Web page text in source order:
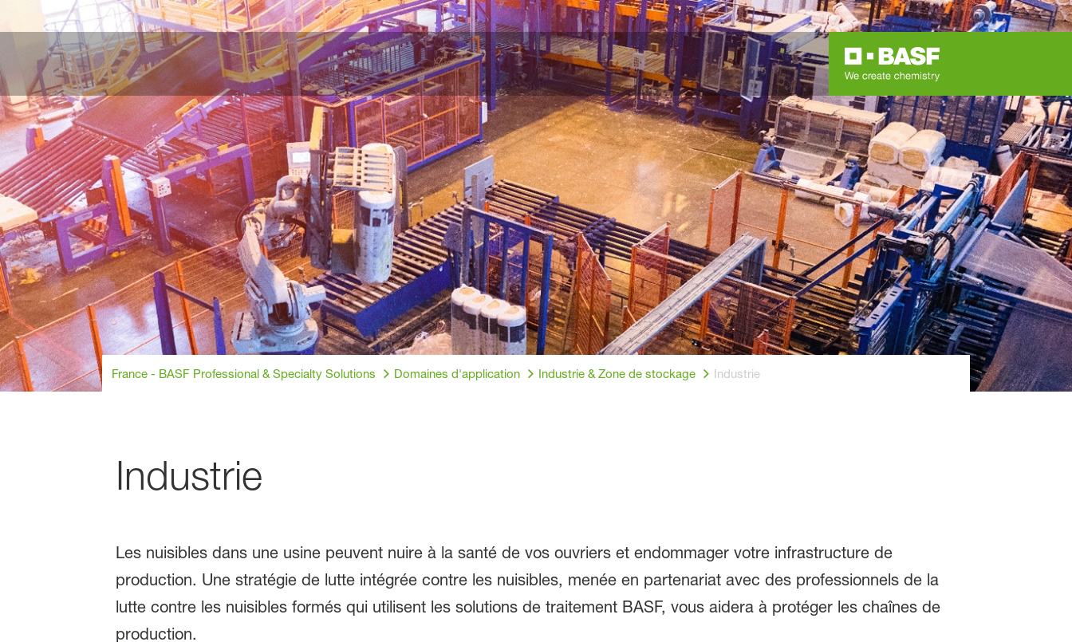
France - BASF Professional & Specialty Solutions Domaines d'application Industrie & Zone de stockage Industrie
Industrie
Les nuisibles dans une usine peuvent nuire à la santé de vos ouvriers et endommager votre infrastructure de
production. Une stratégie de lutte intégrée contre les nuisibles, menée en partenariat avec des professionnels de la
lutte contre les nuisibles formés qui utilisent les solutions de traitement BASF, vous aidera à protéger les chaînes de
production.